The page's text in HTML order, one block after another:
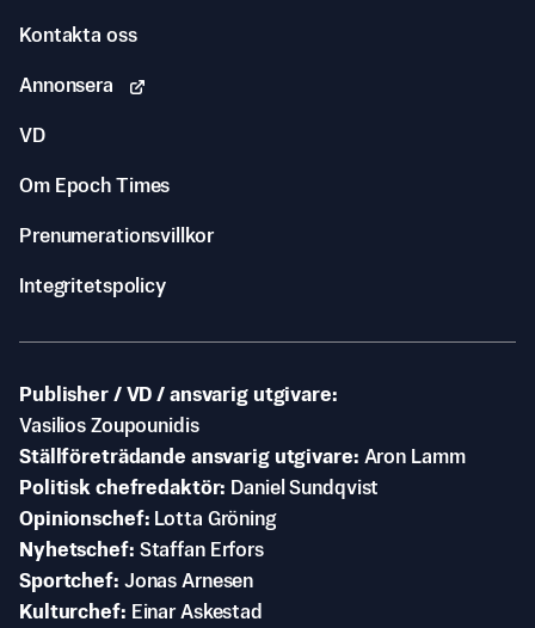
Kontakta oss
Annonsera
VD
Om Epoch Times
Prenumerationsvillkor
Integritetspolicy
Publisher / VD / ansvarig utgivare
Vasilios Zoupounidis
Ställföreträdande ansvarig utgivare Aron Lamm
Politisk chefredaktör
Daniel Sundqvist
Opinionschef
Lotta Gröning
Nyhetschef Staffan Erfors
Sportchef Jonas Arnesen
Kulturchef
Einar Askestad